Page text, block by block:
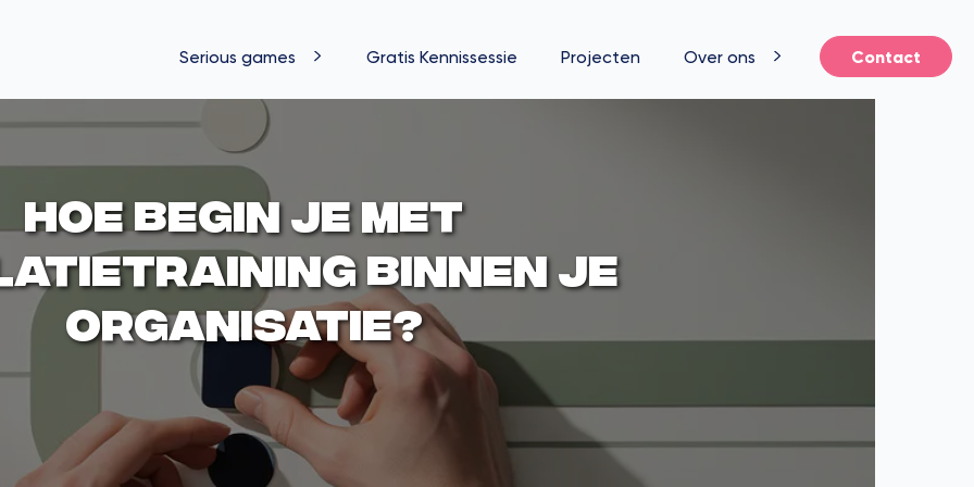
Serious games Gratis Kennissessie Projecten Over ons Contact
Hoe begin je met
binnen je
organisatie?